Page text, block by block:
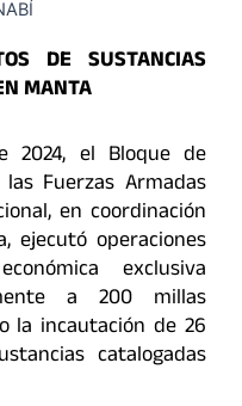
DE SUSTANCIAS
MANTA
2024, el Bloque de
Fuerzas Armadas
en coordinación
ejecutó operaciones
exclusiva
a 200 millas
la incautación de 26
catalogadas